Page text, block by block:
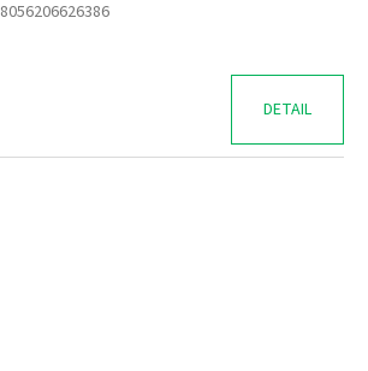
8056206626386
DETAIL